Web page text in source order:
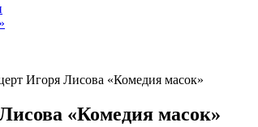
Игоря Лисова «Комедия масок»
«Комедия масок»